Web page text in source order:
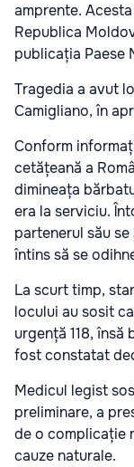
amprente.
Republica
publicația Paese
Tragedia a avut
Camigliano, în
Conform
cetățeană a
dimineața
era la serviciu.
partenerul său
întins să se
La scurt timp,
locului au sosit
urgență 118,
fost constatat
Medicul legist
preliminare, a
de o complicație
cauze naturale.